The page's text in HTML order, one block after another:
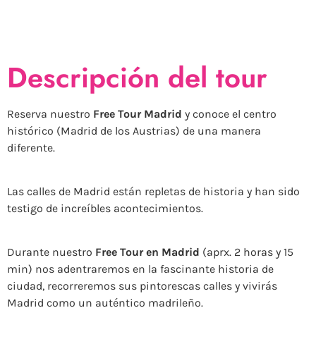
Descripción del tour
Reserva nuestro Free Tour Madrid y conoce el centro
histórico (Madrid de los Austrias) de una manera
diferente.
Las calles de Madrid están repletas de historia y han sido
testigo de increíbles acontecimientos.
Durante nuestro Free Tour en Madrid (aprx. 2 horas y 15
min) nos adentraremos en la fascinante historia de
ciudad, recorreremos sus pintorescas calles y vivirás
Madrid como un auténtico madrileño.